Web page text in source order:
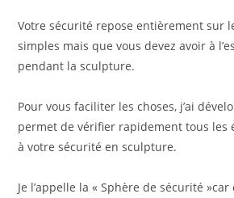
Votre sécurité repose entièrement sur
simples mais que vous devez avoir à
pendant la sculpture.
Pour vous faciliter les choses, j’ai
permet de vérifier rapidement tous les
à votre sécurité en sculpture.
Je l’appelle la « Sphère de sécurité